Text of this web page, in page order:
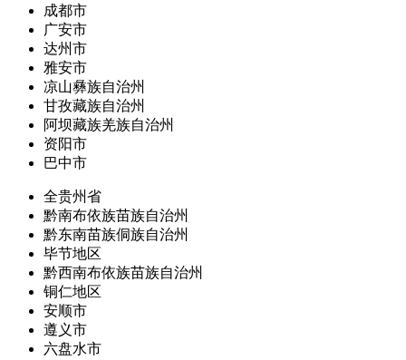
成都市
广安市
达州市
雅安市
凉山彝族自治州
甘孜藏族自治州
阿坝藏族羌族自治州
资阳市
巴中市
全贵州省
黔南布依族苗族自治州
黔东南苗族侗族自治州
毕节地区
黔西南布依族苗族自治州
铜仁地区
安顺市
遵义市
六盘水市